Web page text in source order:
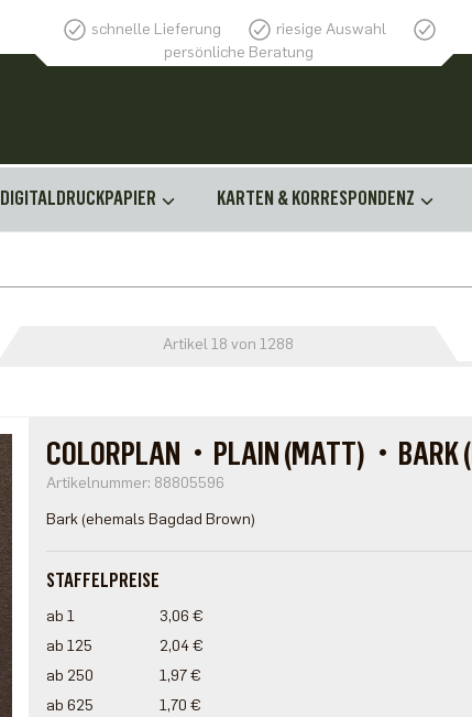
schnelle Lieferung
riesige Auswahl
persönliche Beratung
DIGITALDRUCKPAPIER KARTEN & KORRESPONDENZ
Artikel 18 von 1288
COLORPLAN・PLAIN (MATT)・BARK
Artikelnummer: 88805596
Bark (ehemals Bagdad Brown)
STAFFELPREISE
ab 1
3,06 €
ab 125
2,04 €
ab 250
1,97 €
ab 625
1,70 €